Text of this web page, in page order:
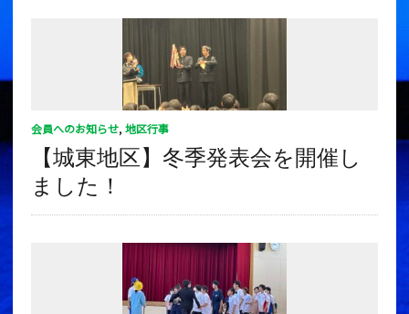
会員へのお知らせ, 地区行事
【城東地区】冬季発表会を開催し
ました！